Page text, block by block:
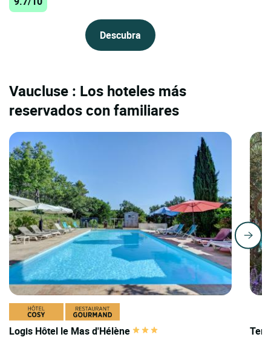
Descubra
Vaucluse : Los hoteles más
reservados con familiares
Logis Hôtel le Mas d'Hélène